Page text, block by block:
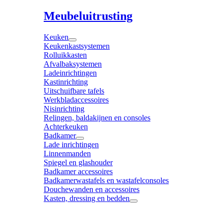
Meubeluitrusting
Keuken
Keukenkastsystemen
Rolluikkasten
Afvalbaksystemen
Ladeinrichtingen
Kastinrichting
Uitschuifbare tafels
Werkbladaccessoires
Nisinrichting
Relingen, baldakijnen en consoles
Achterkeuken
Badkamer
Lade inrichtingen
Linnenmanden
Spiegel en glashouder
Badkamer accessoires
Badkamerwastafels en wastafelconsoles
Douchewanden en accessoires
Kasten, dressing en bedden